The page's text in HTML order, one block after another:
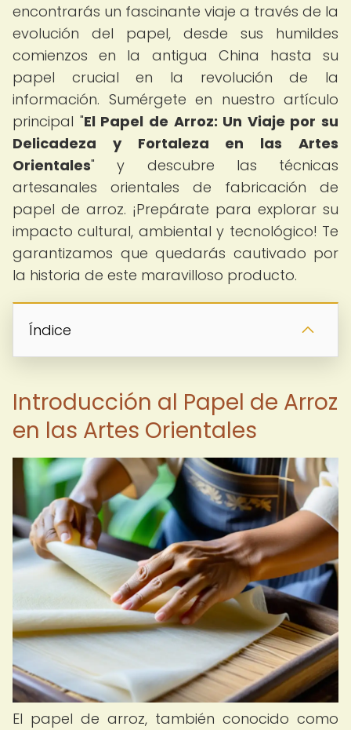
encontrarás un fascinante viaje a través de la
evolución del papel, desde sus humildes
comienzos en la antigua China hasta su
papel crucial en la revolución de la
información. Sumérgete en nuestro artículo
principal "El Papel de Arroz: Un Viaje por su
Delicadeza y Fortaleza en las Artes
Orientales" y descubre las técnicas
artesanales orientales de fabricación de
papel de arroz. ¡Prepárate para explorar su
impacto cultural, ambiental y tecnológico! Te
garantizamos que quedarás cautivado por
la historia de este maravilloso producto.
Índice
Introducción al Papel de Arroz
en las Artes Orientales
El papel de arroz, también conocido como